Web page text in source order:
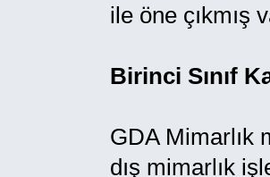
ile öne çıkmış
Birinci Sınıf
GDA Mimarlık
dış mimarlık